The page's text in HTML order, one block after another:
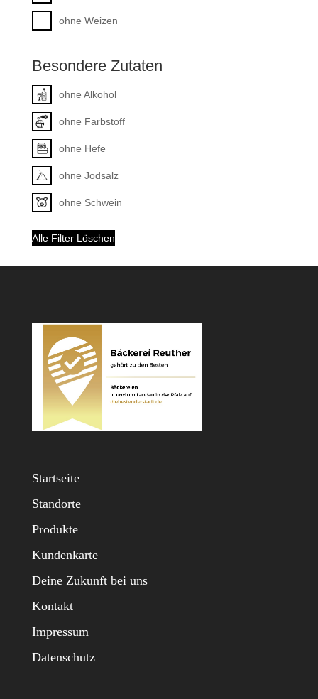
ohne Weizen
Besondere Zutaten
ohne Alkohol
ohne Farbstoff
ohne Hefe
ohne Jodsalz
ohne Schwein
Alle Filter Löschen
Startseite
Standorte
Produkte
Kundenkarte
Deine Zukunft bei uns
Kontakt
Impressum
Datenschutz